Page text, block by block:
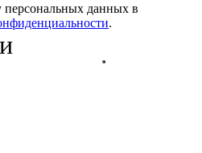
персональных данных в
.